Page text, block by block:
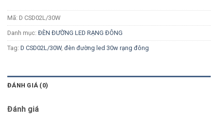
Mã: D CSD02L/30W
Danh mục: ĐÈN ĐƯỜNG LED RẠNG ĐÔNG
Tag: D CSD02L/30W, đèn đường led 30w rạng đông
ĐÁNH GIÁ (0)
Đánh giá